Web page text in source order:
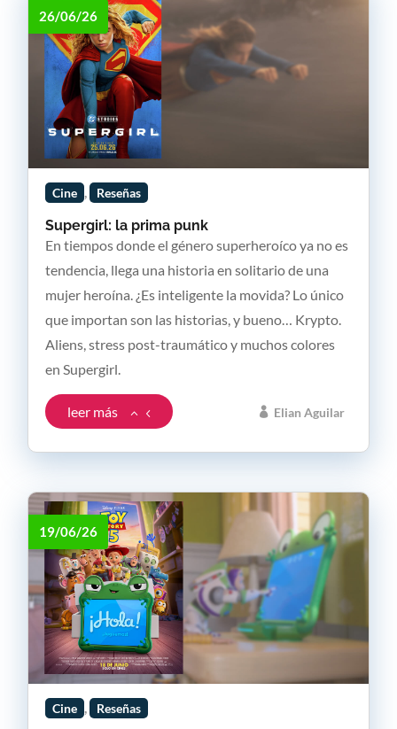
Supergirl: la prima punk
Elian Aguilar
26/06/26
Cine Reseñas
En tiempos donde el género superheroíco ya no es
tendencia, llega una historia en solitario de una
mujer heroína. ¿Es inteligente la movida? Lo único
que importan son las historias, y bueno… Krypto.
Aliens, stress post-traumático y muchos colores
en Supergirl.
leer más
19/06/26
Cine Reseñas